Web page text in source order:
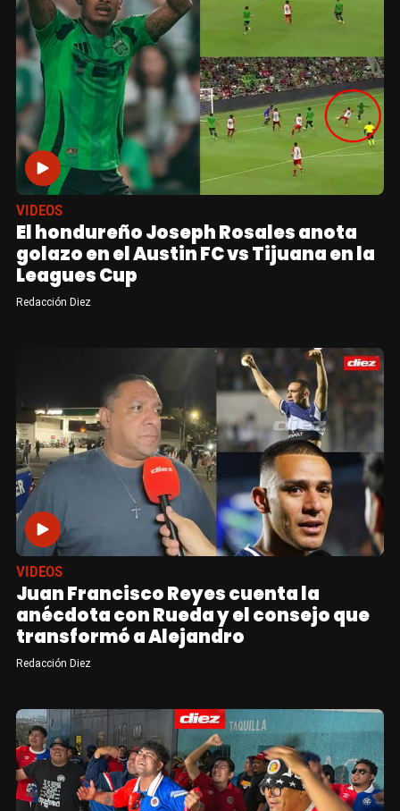
VIDEOS
El hondureño Joseph Rosales anota
golazo en el Austin FC vs Tijuana en la
Leagues Cup
Redacción Diez
VIDEOS
Juan Francisco Reyes cuenta la
anécdota con Rueda y el consejo que
transformó a Alejandro
Redacción Diez